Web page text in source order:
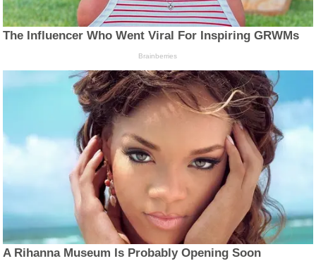
The Influencer Who Went Viral For Inspiring GRWMs
Brainberries
A Rihanna Museum Is Probably Opening Soon